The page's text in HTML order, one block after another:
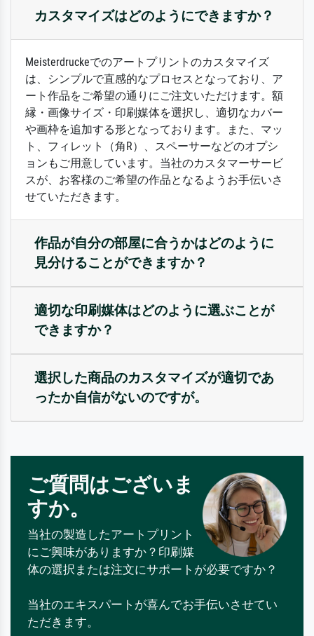
カスタマイズはどのようにできますか？
Meisterdruckeでのアートプリントのカスタマイズ
は、シンプルで直感的なプロセスとなっており、ア
ート作品をご希望の通りにご注文いただけます。額
縁・画像サイズ・印刷媒体を選択し、適切なカバー
や画枠を追加する形となっております。また、マッ
ト、フィレット（角R）、スペーサーなどのオプシ
ョンもご用意しています。当社のカスタマーサービ
スが、お客様のご希望の作品となるようお手伝いさ
せていただきます。
作品が自分の部屋に合うかはどのように
見分けることができますか？
適切な印刷媒体はどのように選ぶことが
できますか？
選択した商品のカスタマイズが適切であ
ったか自信がないのですが。
ご質問はございま
すか。
当社の製造したアートプリント
にご興味がありますか？印刷媒
体の選択または注文にサポートが必要ですか？
当社のエキスパートが喜んでお手伝いさせてい
ただきます。